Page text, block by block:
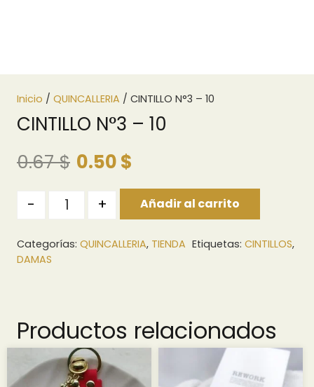
Inicio / QUINCALLERIA / CINTILLO N°3 – 10
CINTILLO N°3 – 10
0.67$ El
original
era:
0.67 $.
0.50$
actual
es:
0.50 $.
- + Añadir al carrito
Categorías: QUINCALLERIA, TIENDA Etiquetas: CINTILLOS,
DAMAS
Productos relacionados